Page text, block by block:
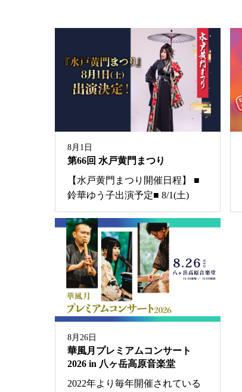
8月1日
第66回 水戸黄門まつり
【水戸黄門まつり開催日程】 ■
鈴華ゆう子出演予定■ 8/1(土) 20...
8月26日
華風月プレミアムコンサート
2026 in 八ヶ岳高原音楽堂
2022年より毎年開催されている